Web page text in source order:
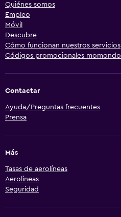
Quiénes somos
Empleo
Móvil
Descubre
Cómo funcionan nuestros servicios
Códigos promocionales momondo
Contactar
Ayuda/Preguntas frecuentes
Prensa
Más
Tasas de aerolíneas
Aerolíneas
Seguridad